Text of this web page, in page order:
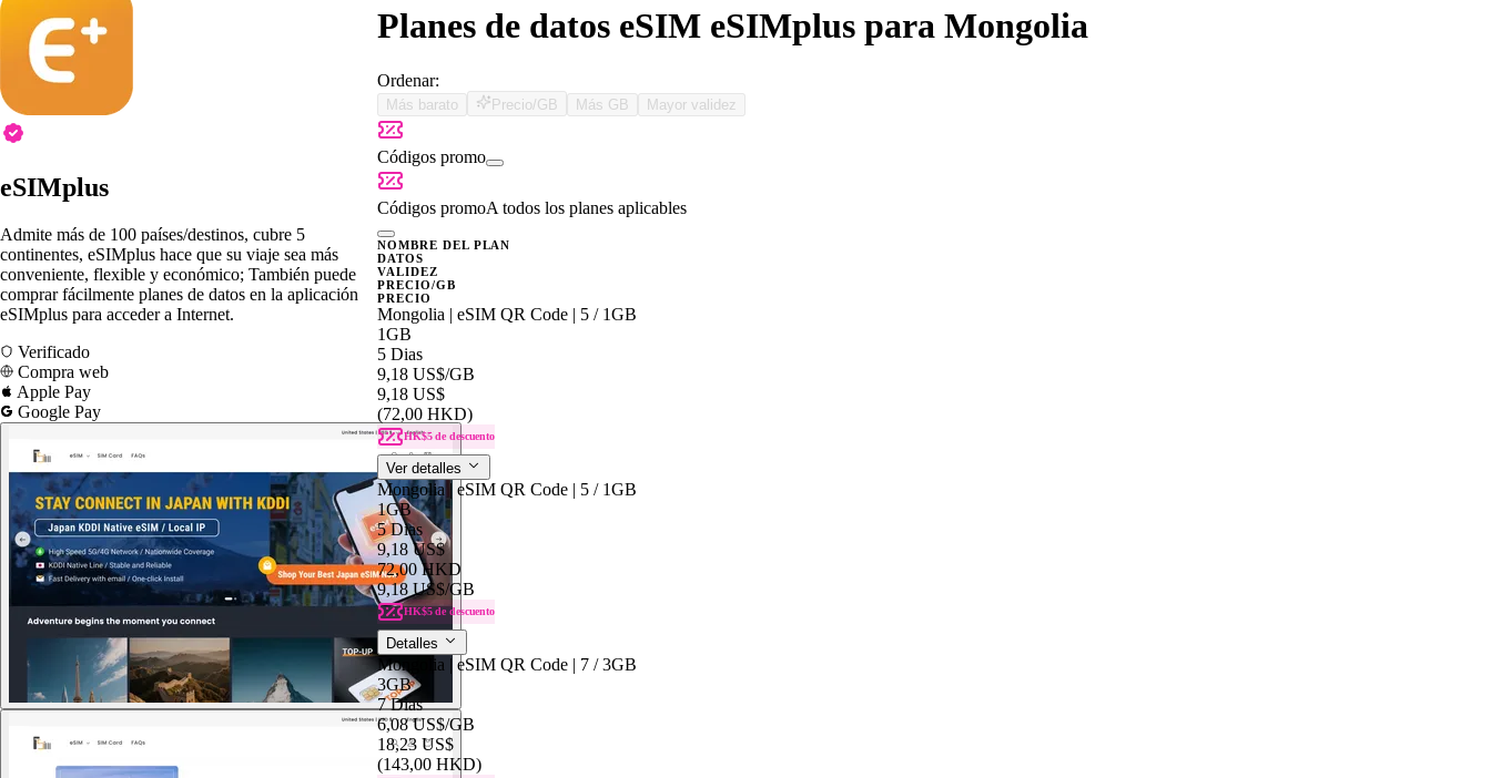
eSIMplus
Admite más de 100 países/destinos, cubre 5
continentes, eSIMplus hace que su viaje sea más
conveniente, flexible y económico; También puede
comprar fácilmente planes de datos en la aplicación
eSIMplus para acceder a Internet.
Verificado
Compra web
Apple Pay
Google Pay
Planes de datos eSIM eSIMplus para Mongolia
Ordenar:
Más barato Precio/GB Más GB Mayor validez
Códigos promo
Códigos promoA todos los planes aplicables
NOMBRE DEL PLAN
DATOS
VALIDEZ
PRECIO/GB
PRECIO
Mongolia | eSIM QR Code | 5 / 1GB
1GB
5 Dias
9,18 US$/GB
9,18 US$
(72,00 HKD)
HK$5 de descuento
Ver detalles
Mongolia | eSIM QR Code | 5 / 1GB
1GB
5 Dias
9,18 US$
72,00 HKD
9,18 US$/GB
HK$5 de descuento
Detalles
Mongolia | eSIM QR Code | 7 / 3GB
3GB
7 Dias
6,08 US$/GB
18,23 US$
(143,00 HKD)